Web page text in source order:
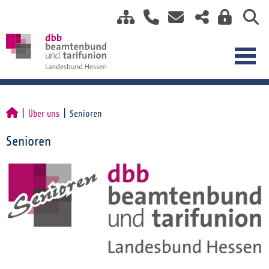
Über uns Senioren
Senioren